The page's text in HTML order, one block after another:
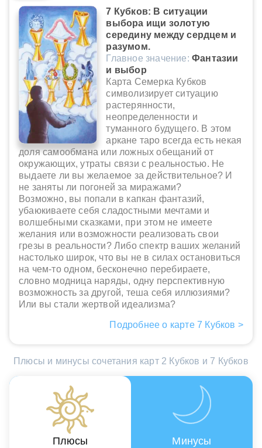
7 Кубков: В ситуации
выбора ищи золотую
середину между сердцем и
разумом.
Главное значение: Фантазии
и выбор
Карта Семерка Кубков
символизирует ситуацию
растерянности,
неопределенности и
туманного будущего. В этом
аркане таро всегда есть некая
доля самообмана или ложных обещаний от
окружающих, утраты связи с реальностью. Не
выдаете ли вы желаемое за действительное? И
не заняты ли погоней за миражами?
Возможно, вы попали в капкан фантазий,
убаюкиваете себя сладостными мечтами и
волшебными сказками, при этом не имеете
желания или возможности реализовать свои
грезы в реальности? Либо спектр ваших желаний
настолько широк, что вы не в силах остановиться
на чем-то одном, бесконечно перебираете,
словно модница наряды, одну перспективную
возможность за другой, теша себя иллюзиями?
Или вы стали жертвой идеализма?
Подробнее о карте 7 Кубков >
Плюсы и минусы сочетания карт 2 Кубков и 7 Кубков
Плюсы Минусы